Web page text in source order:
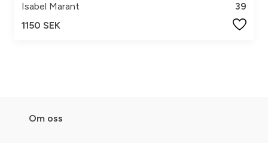
Isabel Marant
39
1150 SEK
Om oss